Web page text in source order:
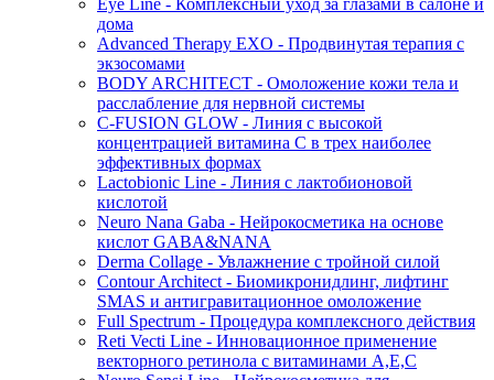
Eye Line - Комплексный уход за глазами в салоне и
дома
Advanced Therapy EXO - Продвинутая терапия с
экзосомами
BODY ARCHITECT - Омоложение кожи тела и
расслабление для нервной системы
C-FUSION GLOW - Линия с высокой
концентрацией витамина C в трех наиболее
эффективных формах
Lactobionic Line - Линия с лактобионовой
кислотой
Neuro Nana Gaba - Нейрокосметика на основе
кислот GABA&NANA
Derma Collage - Увлажнение с тройной силой
Contour Architect - Биомикронидлинг, лифтинг
SMAS и антигравитационное омоложение
Full Spectrum - Процедура комплексного действия
Reti Vecti Line - Инновационное применение
векторного ретинола с витаминами A,Е,С